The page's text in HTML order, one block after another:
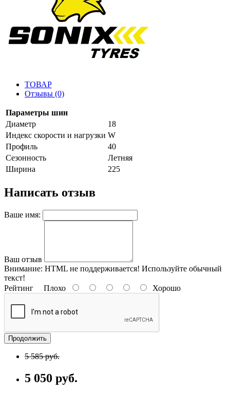
ТОВАР
Отзывы (0)
Параметры шин
Диаметр
18
Индекс скорости и нагрузки W
Профиль
40
Сезонность
Летняя
Ширина
225
Написать отзыв
Ваше имя:
Ваш отзыв
Внимание: HTML не поддерживается! Используйте обычный
текст!
Рейтинг Плохо Хорошо
Продолжить
5 585 руб.
5 050 руб.